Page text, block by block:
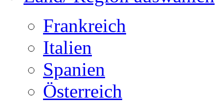
Frankreich
Italien
Spanien
Österreich